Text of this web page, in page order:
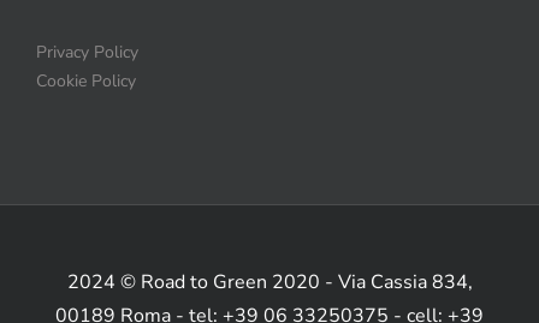
Privacy Policy
Cookie Policy
2024 © Road to Green 2020 - Via Cassia 834,
00189 Roma - tel: +39 06 33250375 - cell: +39